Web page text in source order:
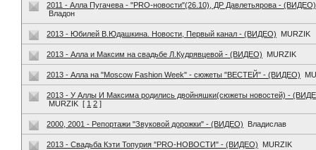
2011 - Алла Пугачева - "PRO-новости"(26.10), ДР Давлетьярова - (ВИДЕО)
Владон
2013 - Юбилей В.Юдашкина. Новости, Первый канал - (ВИДЕО) MURZIK
2013 - Алла и Максим на свадьбе Л.Кудрявцевой - (ВИДЕО) MURZIK
2013 - Алла на "Moscow Fashion Week" - сюжеты "ВЕСТЕЙ" - (ВИДЕО)
2013 - У Аллы И Максима родились двойняшки(сюжеты новостей) -
MURZIK [ 1 2 ]
2000, 2001 - Репортажи "Звуковой дорожки" - (ВИДЕО) Владислав
2013 - Свадьба Кэти Топурия "PRO-НОВОСТИ" - (ВИДЕО) MURZIK